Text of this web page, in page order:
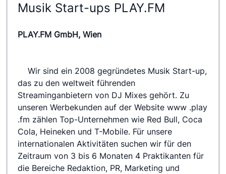
Musik Start-ups PLAY.FM
PLAY.FM GmbH, Wien
das zu den weltweit führenden
Streaminganbietern von DJ Mixes gehört. Zu
unseren Werbekunden auf der Website www .play
.fm zählen Top-Unternehmen wie Red Bull, Coca
Cola, Heineken und T-Mobile. Für unsere
internationalen Aktivitäten suchen wir für den
Zeitraum von 3 bis 6 Monaten 4 Praktikanten für
die Bereiche Redaktion, PR, Marketing und